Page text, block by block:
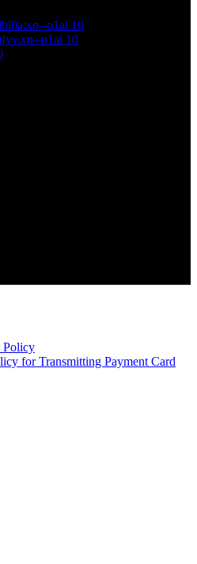
p1ai 10
p1ai 10
Policy
for Transmitting Payment Card